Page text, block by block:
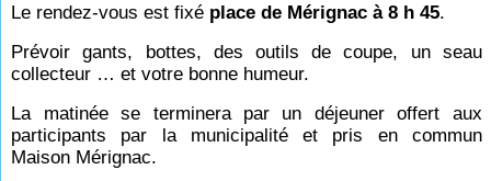
Le rendez-vous est fixé place de Mérignac à 8 h 45.
Prévoir gants, bottes, des outils de coupe, un seau
collecteur … et votre bonne humeur.
La matinée se terminera par un déjeuner offert aux
participants par la municipalité et pris en commun
Maison Mérignac.